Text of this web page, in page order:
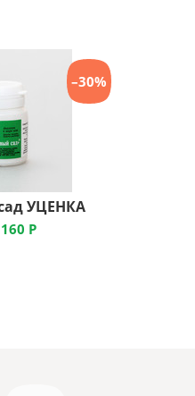
–30%
УЦЕНКА
160 Р